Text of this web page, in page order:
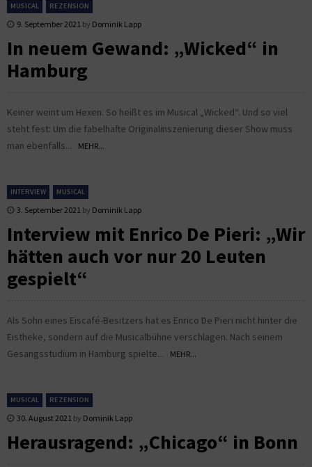
MUSICAL REZENSION
9. September 2021 by Dominik Lapp
In neuem Gewand: „Wicked“ in
Hamburg
Keiner weint um Hexen. So heißt es im Musical „Wicked“. Und so viel
steht fest: Um die fabelhafte Originalinszenierung dieser Show muss
man ebenfalls...
MEHR...
INTERVIEW MUSICAL
3. September 2021 by Dominik Lapp
Interview mit Enrico De Pieri: „Wir
hätten auch vor nur 20 Leuten
gespielt“
Als Sohn eines Eiscafé-Besitzers hat es Enrico De Pieri nicht hinter die
Eistheke, sondern auf die Musicalbühne verschlagen. Nach seinem
Gesangsstudium in Hamburg spielte...
MEHR...
MUSICAL REZENSION
30. August 2021 by Dominik Lapp
Herausragend: „Chicago“ in Bonn